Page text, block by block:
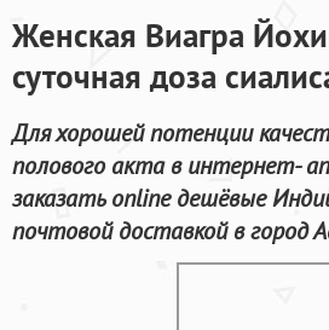
Женская Виагра
суточная доза
Для хорошей потенции
полового акта в интернет-
заказать online дешёвые
почтовой доставкой в город